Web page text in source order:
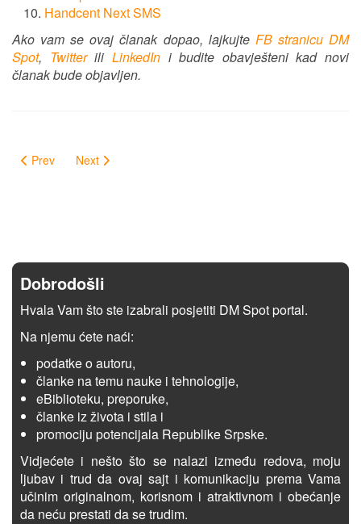
Handcent Next SMS
Ako vam se ovaj članak dopao, lajkujte FB stranicu DM
Spot, Twitterili LinkedIni budite obavješteni kad novi
članak bude objavljen.
Prev Next
Dobrodošli
Hvala Vam što ste izabrali posjetiti DM Spot portal.
Na njemu ćete naći:
podatke o autoru,
članke na temu nauke i tehnologije,
eBiblioteku, preporuke,
članke iz života i stila i
promociju potencijala Republike Srpske.
Vidjećete i nešto što se nalazi između redova, moju
ljubav i trud da ovaj sajt i komunikaciju prema Vama
učinim originalnom, korisnom i atraktivnom i obećanje
da neću prestati da se trudim.